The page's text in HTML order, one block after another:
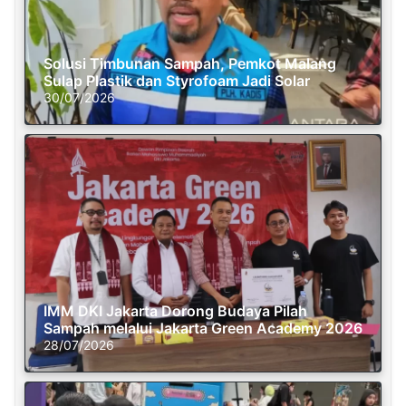
Solusi Timbunan Sampah, Pemkot Malang
Sulap Plastik dan Styrofoam Jadi Solar
30/07/2026
IMM DKI Jakarta Dorong Budaya Pilah
Sampah melalui Jakarta Green Academy 2026
28/07/2026